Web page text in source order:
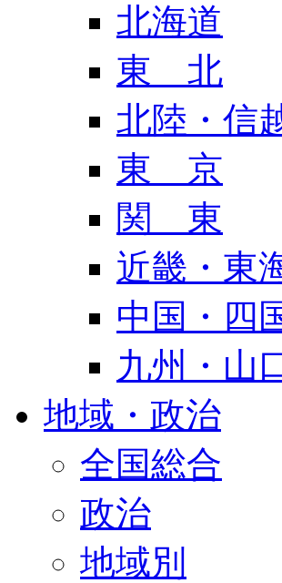
北海道
東 北
北陸・信
東 京
関 東
近畿・東
中国・四
九州・山
地域・政治
全国総合
政治
地域別